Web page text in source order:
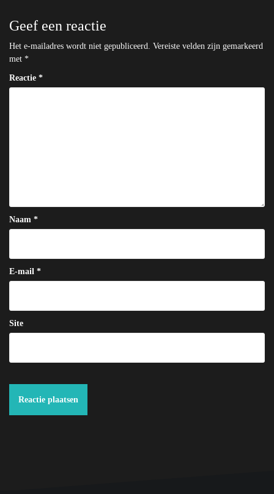
Geef een reactie
Het e-mailadres wordt niet gepubliceerd. Vereiste velden zijn gemarkeerd
met *
Reactie *
Naam *
E-mail *
Site